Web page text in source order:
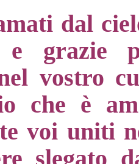
dal
e grazie
vostro
che è
voi uniti
slegato